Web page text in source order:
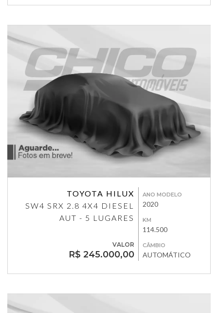
TOYOTA HILUX
SW4 SRX 2.8 4X4 DIESEL
AUT - 5 LUGARES
VALOR
R$ 245.000,00
ANO MODELO
2020
KM
114.500
CÂMBIO
AUTOMÁTICO